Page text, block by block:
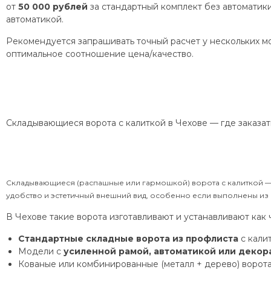
от 50 000 рублей за стандартный комплект без
автоматикой.
Рекомендуется запрашивать точный расчет у
оптимальное соотношение цена/качество.
Складывающиеся ворота с калиткой в Чехове — где
Складывающиеся (распашные или гармошкой) ворота с калиткой
удобство и эстетичный внешний вид, особенно если выполнены
В Чехове такие ворота изготавливают и устанавливают
Стандартные складные ворота из профлиста с
Модели с усиленной рамой, автоматикой или
Кованые или комбинированные (металл + дерево)